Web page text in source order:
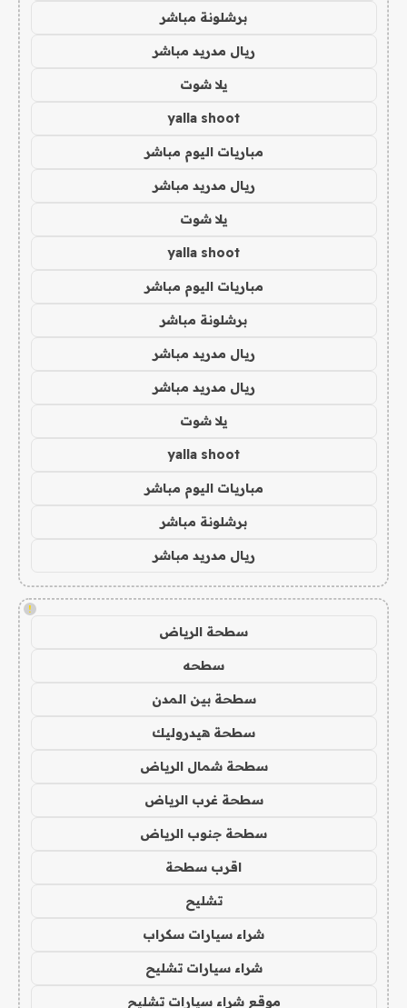
برشلونة مباشر
ريال مدريد مباشر
يلا شوت
yalla shoot
مباريات اليوم مباشر
ريال مدريد مباشر
يلا شوت
yalla shoot
مباريات اليوم مباشر
برشلونة مباشر
ريال مدريد مباشر
ريال مدريد مباشر
يلا شوت
yalla shoot
مباريات اليوم مباشر
برشلونة مباشر
ريال مدريد مباشر
!
سطحة الرياض
سطحه
سطحة بين المدن
سطحة هيدروليك
سطحة شمال الرياض
سطحة غرب الرياض
سطحة جنوب الرياض
اقرب سطحة
تشليح
شراء سيارات سكراب
شراء سيارات تشليح
موقع شراء سيارات تشليح